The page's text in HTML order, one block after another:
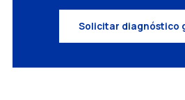
Solicitar diagnóstico